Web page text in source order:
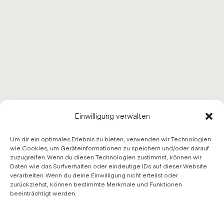
Einwilligung verwalten
Um dir ein optimales Erlebnis zu bieten, verwenden wir Technologien
wie Cookies, um Geräteinformationen zu speichern und/oder darauf
zuzugreifen. Wenn du diesen Technologien zustimmst, können wir
Daten wie das Surfverhalten oder eindeutige IDs auf dieser Website
verarbeiten. Wenn du deine Einwilligung nicht erteilst oder
zurückziehst, können bestimmte Merkmale und Funktionen
beeinträchtigt werden.